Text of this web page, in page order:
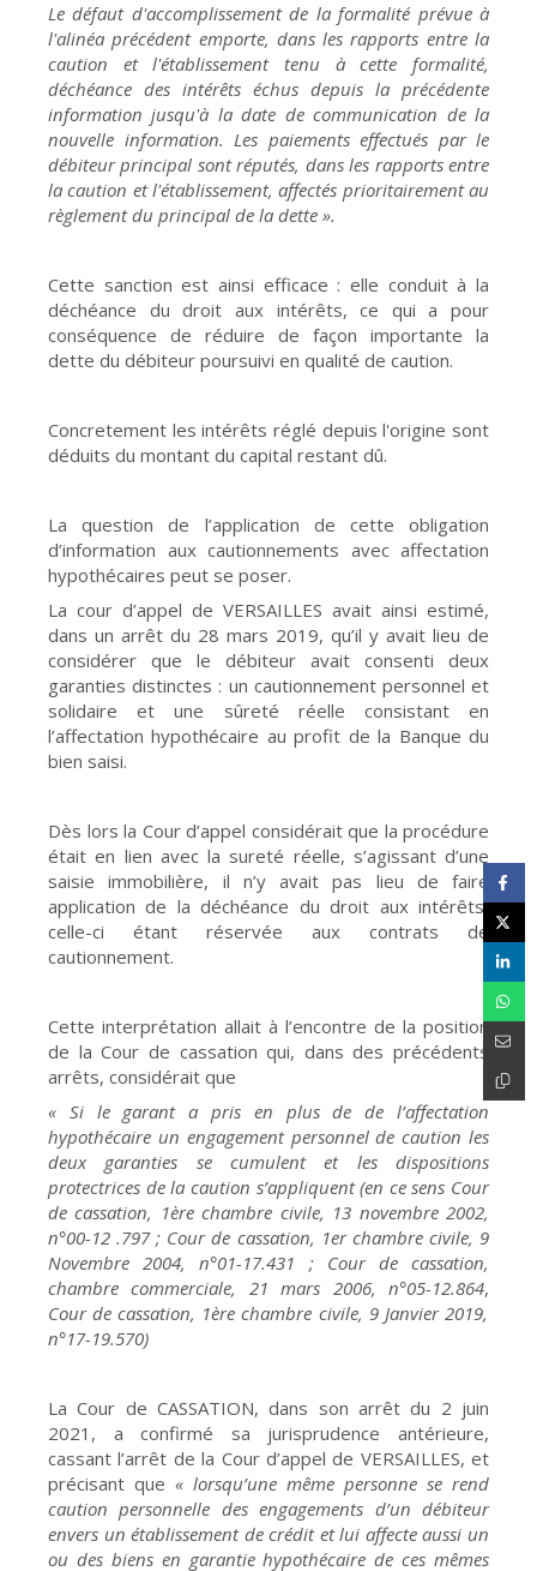
Le défaut d'accomplissement de la formalité prévue à
l'alinéa précédent emporte, dans les rapports entre la
caution et l'établissement tenu à cette formalité,
déchéance des intérêts échus depuis la précédente
information jusqu'à la date de communication de la
nouvelle information. Les paiements effectués par le
débiteur principal sont réputés, dans les rapports entre
la caution et l'établissement, affectés prioritairement au
règlement du principal de la dette ».
Cette sanction est ainsi efficace : elle conduit à la
déchéance du droit aux intérêts, ce qui a pour
conséquence de réduire de façon importante la
dette du débiteur poursuivi en qualité de caution.
Concretement les intérêts réglé depuis l'origine sont
déduits du montant du capital restant dû.
La question de l’application de cette obligation
d’information aux cautionnements avec affectation
hypothécaires peut se poser.
La cour d’appel de VERSAILLES avait ainsi estimé,
dans un arrêt du 28 mars 2019, qu’il y avait lieu de
considérer que le débiteur avait consenti deux
garanties distinctes : un cautionnement personnel et
solidaire et une sûreté réelle consistant en
l’affectation hypothécaire au profit de la Banque du
bien saisi.
Dès lors la Cour d’appel considérait que la procédure
était en lien avec la sureté réelle, s’agissant d’une
saisie immobilière, il n’y avait pas lieu de faire
application de la déchéance du droit aux intérêts,
celle-ci étant réservée aux contrats de
cautionnement.
Cette interprétation allait à l’encontre de la position
de la Cour de cassation qui, dans des précédents
arrêts, considérait que
« Si le garant a pris en plus de de l’affectation
hypothécaire un engagement personnel de caution les
deux garanties se cumulent et les dispositions
protectrices de la caution s’appliquent (en ce sens Cour
de cassation, 1ère chambre civile, 13 novembre 2002,
n°00-12 .797 ; Cour de cassation, 1er chambre civile, 9
Novembre 2004, n°01-17.431 ; Cour de cassation,
chambre commerciale, 21 mars 2006, n°05-12.864,
Cour de cassation, 1ère chambre civile, 9 Janvier 2019,
n°17-19.570)
La Cour de CASSATION, dans son arrêt du 2 juin
2021, a confirmé sa jurisprudence antérieure,
cassant l’arrêt de la Cour d’appel de VERSAILLES, et
précisant que « lorsqu’une même personne se rend
caution personnelle des engagements d’un débiteur
envers un établissement de crédit et lui affecte aussi un
ou des biens en garantie hypothécaire de ces mêmes